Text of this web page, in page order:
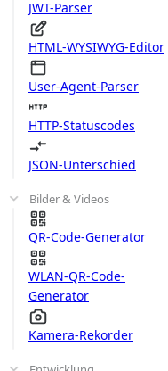
JWT-Parser
HTML-WYSIWYG-Editor
User-Agent-Parser
HTTP-Statuscodes
JSON-Unterschied
Bilder & Videos
QR-Code-Generator
WLAN-QR-Code-
Generator
Kamera-Rekorder